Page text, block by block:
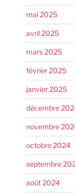
mai 2025
avril 2025
mars 2025
février 2025
janvier 2025
décembre
novembre
octobre 2024
septembre
août 2024